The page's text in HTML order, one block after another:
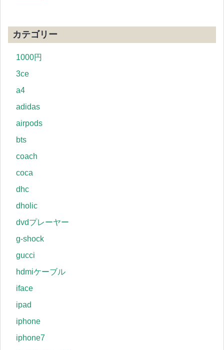
カテゴリー
1000円
3ce
a4
adidas
airpods
bts
coach
coca
dhc
dholic
dvdプレーヤー
g-shock
gucci
hdmiケーブル
iface
ipad
iphone
iphone7